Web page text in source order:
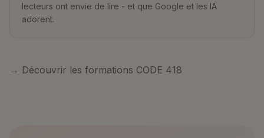
lecteurs ont envie de lire - et que Google et les IA
adorent.
→ Découvrir les formations CODE 418